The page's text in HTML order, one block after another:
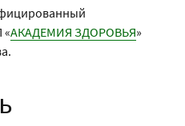
«АКАДЕМИЯ ЗДОРОВЬЯ»